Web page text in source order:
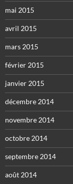
mai 2015
avril 2015
mars 2015
février 2015
janvier 2015
décembre 2014
novembre 2014
octobre 2014
septembre 2014
août 2014